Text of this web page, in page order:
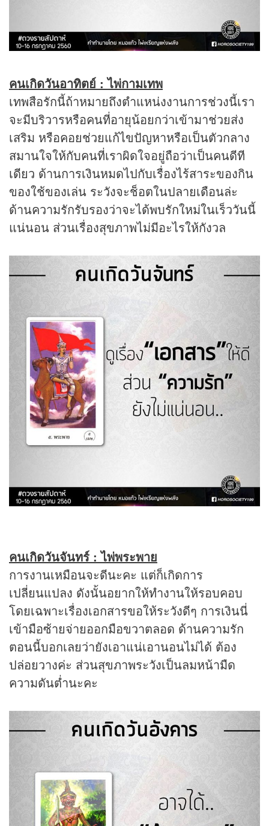
คนเกิดวันอาทิตย์ : ไพ่กามเทพ
เทพสือรักนี้ถ้าหมายถึงตำแหน่งงานการช่วงนี้เรา
จะมีบริวารหรือคนที่อายุน้อยกว่าเข้ามาช่วยส่ง
เสริม หรือคอยช่วยแก้ไขปัญหาหรือเป็นตัวกลาง
สมานใจให้กับคนที่เราผิดใจอยู่ถือว่าเป็นคนดีที
เดียว ด้านการเงินหมดไปกับเรื่องไร้สาระของกิน
ของใช้ของเล่น ระวังจะช็อตในปลายเดือนล่ะ
ด้านความรักรับรองว่าจะได้พบรักใหม่ในเร็ววันนี้
แน่นอน ส่วนเรื่องสุขภาพไม่มีอะไรให้กังวล
คนเกิดวันจันทร์ : ไพ่พระพาย
การงานเหมือนจะดีนะคะ แต่ก็เกิดการ
เปลี่ยนแปลง ดังนั้นอยากให้ทำงานให้รอบคอบ
โดยเฉพาะเรื่องเอกสารขอให้ระวังดีๆ การเงินนี่
เข้ามือซ้ายจ่ายออกมือขวาตลอด ด้านความรัก
ตอนนี้บอกเลยว่ายังเอาแน่เอานอนไม่ได้ ต้อง
ปล่อยวางค่ะ ส่วนสุขภาพระวังเป็นลมหน้ามืด
ความดันต่ำนะคะ